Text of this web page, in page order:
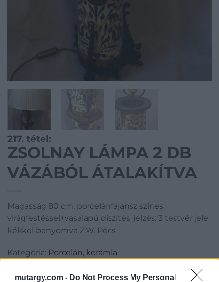
mutargy.com - Do Not Process My Personal
217. tétel:
ZSOLNAY LÁMPA 2 DB
VÁZÁBÓL ÁTALAKÍTVA
Magasság 80 cm, porcelánfajansz színes
virágfestéssel+vasalapú díszítés, jelzés: 3 testvér jele
kékkel benyomva Z.W. Pécs
Kategória: Porcelán, kerámia